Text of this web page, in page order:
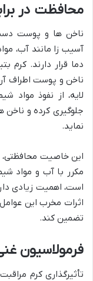
محافظت در
ناخن ها و پوست
آسیب زا مانند آب،
دما قرار دارند. کرم
ناخن و پوست اطراف
لایه، از نفوذ
جلوگیری کرده و
نماید.
این خاصیت
مکرر با آب و مواد
است، اهمیت زیادی
اثرات مخرب این
تضمین کند.
فرمولاسیون
تأثیرگذاری کرم